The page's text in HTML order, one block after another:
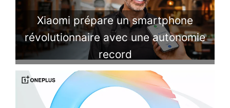
Xiaomi prépare un smartphone
révolutionnaire avec une autonomie
record